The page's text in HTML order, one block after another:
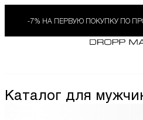
-7% НА ПЕРВУЮ ПОКУПКУ ПО
Каталог для